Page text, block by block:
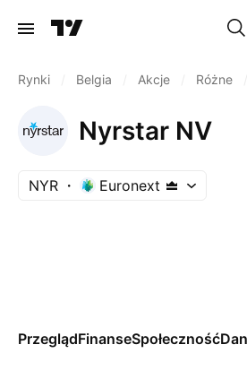
Rynki Belgia Akcje Różne
Nyrstar NV
NYR Euronext
PrzeglądFinanseSpołeczność